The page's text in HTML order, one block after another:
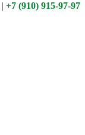
| +7 (910) 915-97-97